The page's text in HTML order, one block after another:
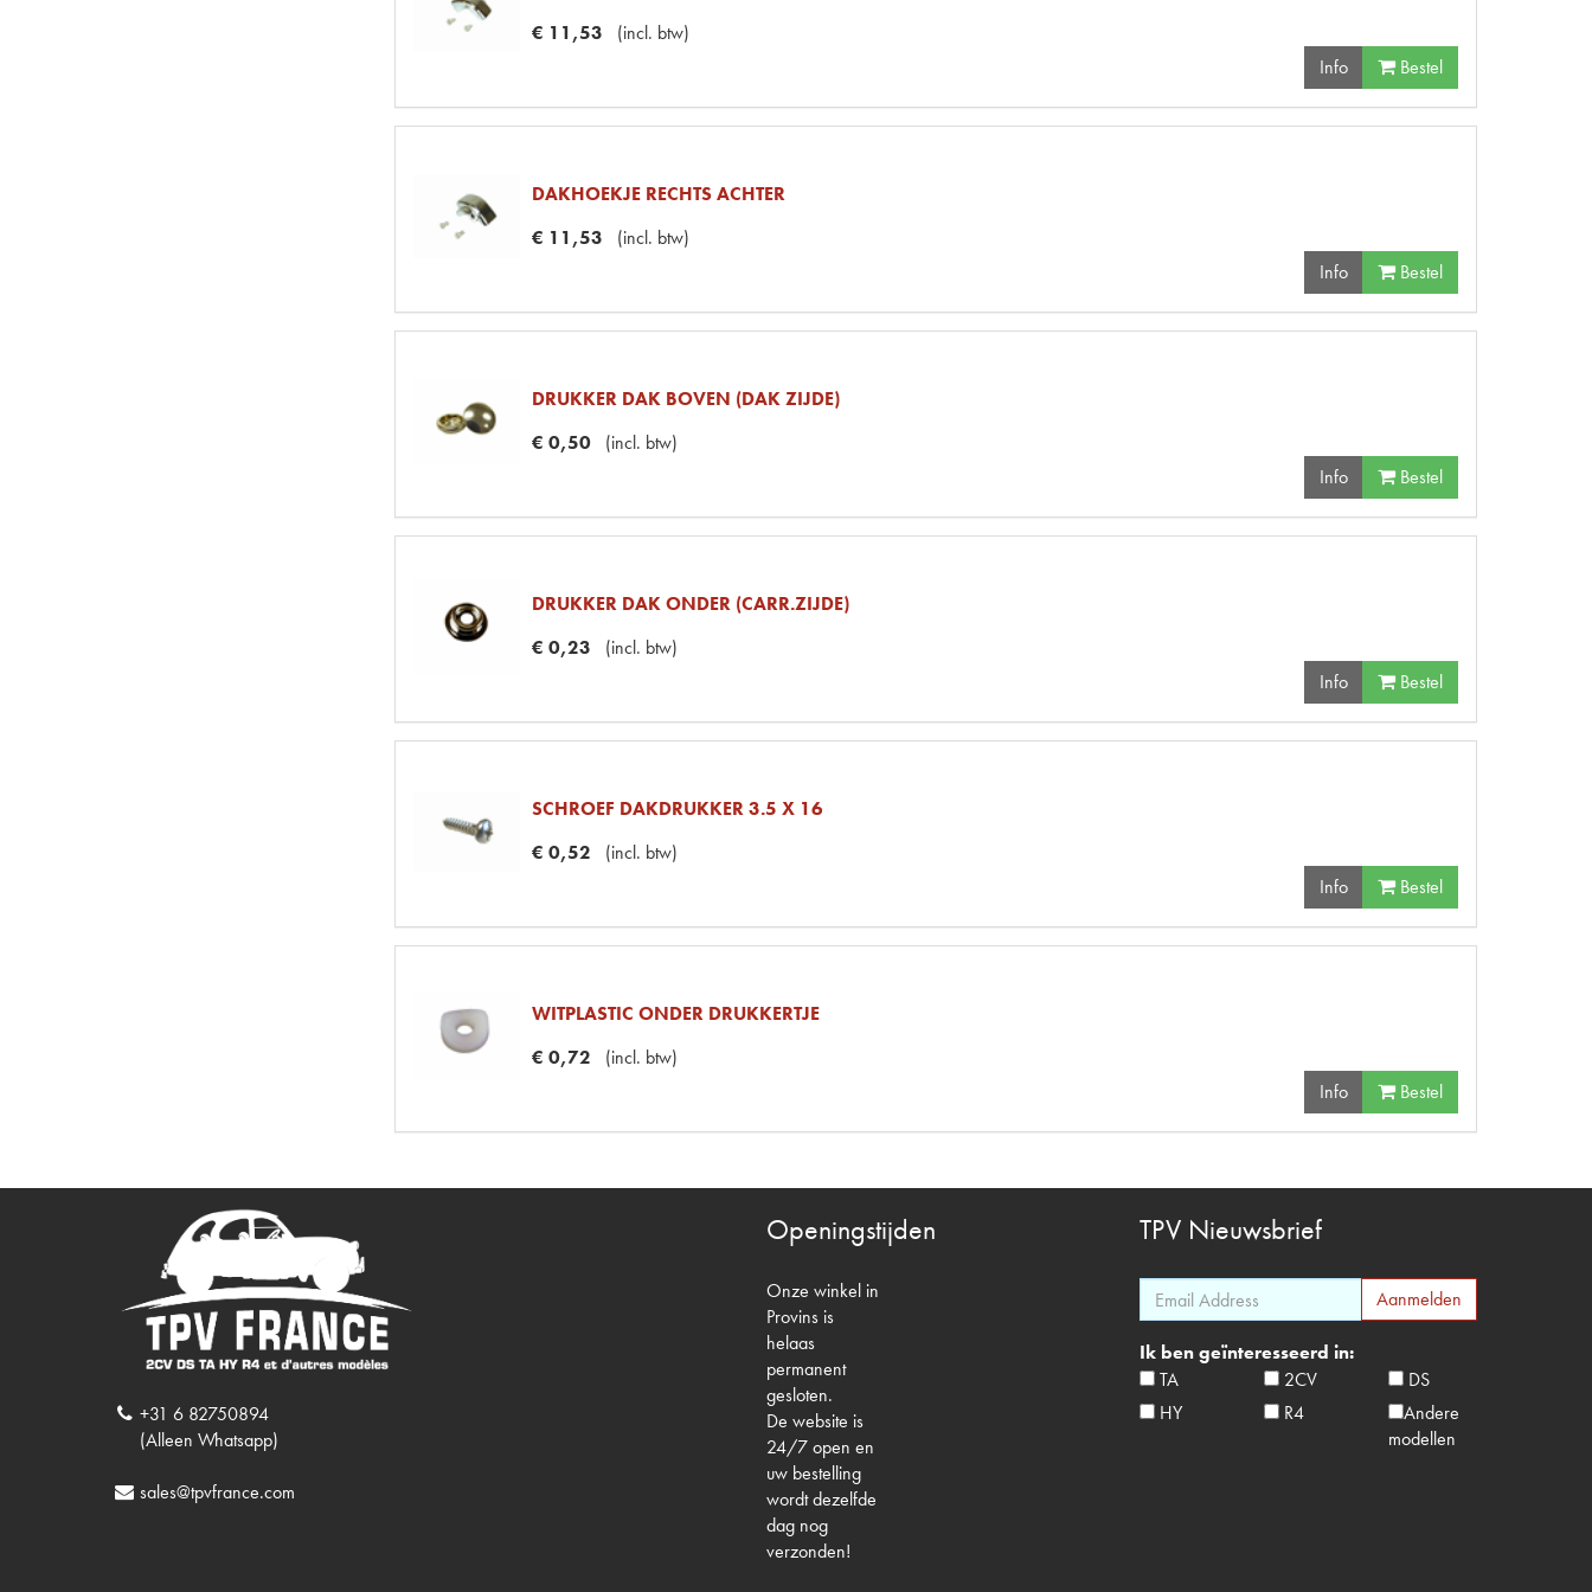
€ 11,53 (incl. btw)
Info
Bestel
DAKHOEKJE RECHTS ACHTER
€ 11,53 (incl. btw)
Info
Bestel
DRUKKER DAK BOVEN (DAK ZIJDE)
€ 0,50 (incl. btw)
Info
Bestel
DRUKKER DAK ONDER (CARR.ZIJDE)
€ 0,23 (incl. btw)
Info
Bestel
SCHROEF DAKDRUKKER 3.5 X 16
€ 0,52 (incl. btw)
Info
Bestel
WITPLASTIC ONDER DRUKKERTJE
€ 0,72 (incl. btw)
Info
Bestel
+31 6 82750894
(Alleen Whatsapp)
sales@tpvfrance.com
Openingstijden
Onze winkel in
Provins is
helaas
permanent
gesloten.
De website is
24/7 open en
uw bestelling
wordt dezelfde
dag nog
verzonden!
TPV Nieuwsbrief
Ik ben geïnteresseerd in:
TA
2CV
DS
HY
R4
Andere
modellen